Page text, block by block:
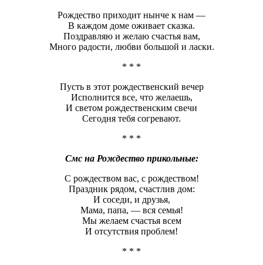
Рождество приходит нынче к нам —
В каждом доме оживает сказка.
Поздравляю и желаю счастья вам,
Много радости, любви большой и ласки.
* * *
Пусть в этот рождественский вечер
Исполнится все, что желаешь,
И светом рождественским свечи
Сегодня тебя согревают.
* * *
Смс на Рождество прикольные:
С рождеством вас, с рождеством!
Праздник рядом, счастлив дом:
И соседи, и друзья,
Мама, папа, — вся семья!
Мы желаем счастья всем
И отсутствия проблем!
* * *